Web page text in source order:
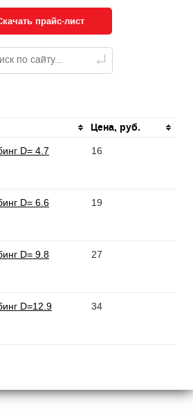
прайс-лист
Цена, руб.
D= 4.7 16
D= 6.6 19
D= 9.8 27
D=12.9 34